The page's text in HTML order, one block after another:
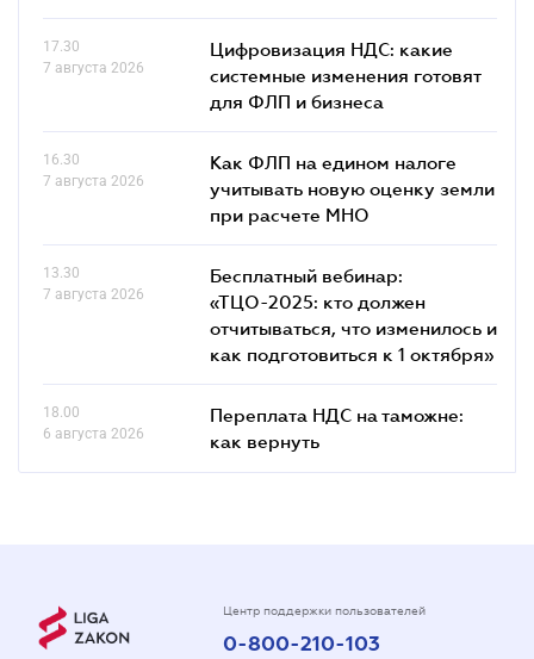
17.30
7 августа 2026
Цифровизация НДС: какие
системные изменения готовят
для ФЛП и бизнеса
16.30
7 августа 2026
Как ФЛП на едином налоге
учитывать новую оценку земли
при расчете МНО
13.30
7 августа 2026
Бесплатный вебинар:
«ТЦО-2025: кто должен
отчитываться, что изменилось и
как подготовиться к 1 октября»
18.00
6 августа 2026
Переплата НДС на таможне:
как вернуть
Центр поддержки пользователей
0-800-210-103